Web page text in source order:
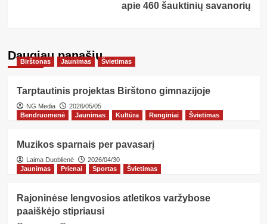
apie 460 šauktinių savanorių
Daugiau panašių…
Birštonas Jaunimas Švietimas
Tarptautinis projektas Birštono gimnazijoje
NG Media
2026/05/05
Bendruomenė
Jaunimas Kultūra Renginiai Švietimas
Muzikos sparnais per pavasarį
Laima Duoblienė
2026/04/30
Jaunimas
Prienai Sportas Švietimas
Rajoninėse lengvosios atletikos varžybose
paaiškėjo stipriausi